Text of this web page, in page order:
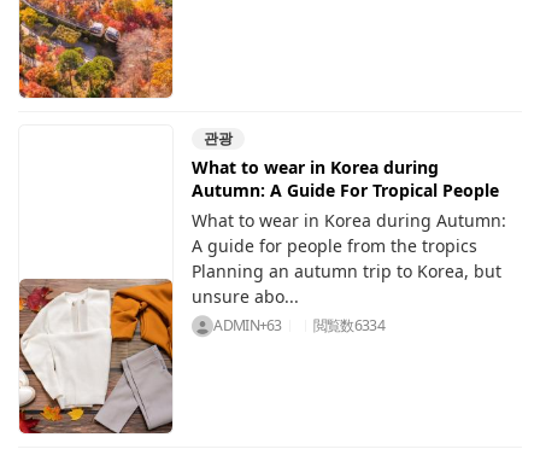
관광
What to wear in Korea during
Autumn: A Guide For Tropical People
What to wear in Korea during Autumn:
A guide for people from the tropics
Planning an autumn trip to Korea, but
unsure abo...
ADMIN+63 閲覧数6334